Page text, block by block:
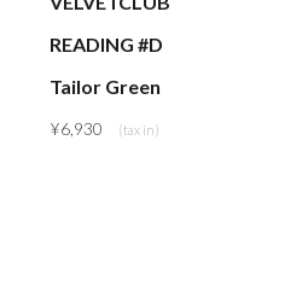
READING #D
Tailor Green
¥6,930